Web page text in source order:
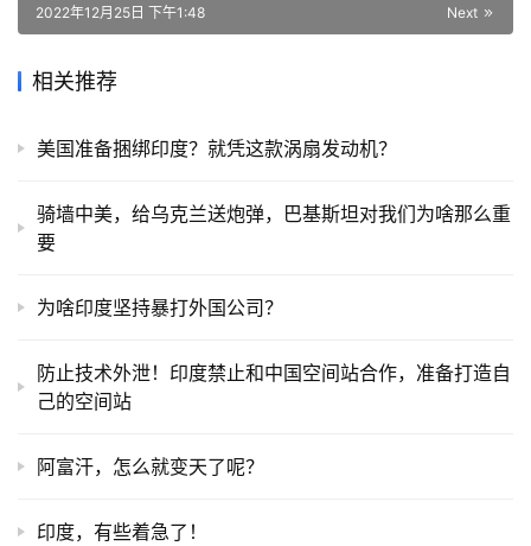
Next
2022年12月25日 下午1:48
相关推荐
美国准备捆绑印度？就凭这款涡扇发动机？
骑墙中美，给乌克兰送炮弹，巴基斯坦对我们为啥那么重
要
为啥印度坚持暴打外国公司？
防止技术外泄！印度禁止和中国空间站合作，准备打造自
己的空间站
阿富汗，怎么就变天了呢？
印度，有些着急了！